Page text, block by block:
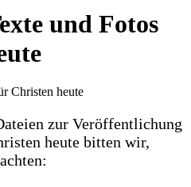
und Fotos
Christen heute
zur Veröffentlichung
heute bitten wir,